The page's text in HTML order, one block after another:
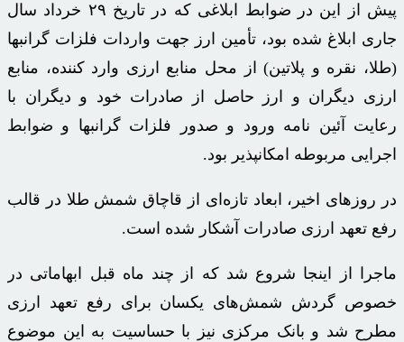
پیش از این در ضوابط ابلاغی که در تاریخ ۲۹ خرداد سال
جاری ابلاغ شده بود، تأمین ارز جهت واردات فلزات گرانبها
(طلا، نقره و پلاتین) از محل منابع ارزی وارد کننده، منابع
ارزی دیگران و ارز حاصل از صادرات خود و دیگران با
رعایت آئین نامه ورود و صدور فلزات گرانبها و ضوابط
اجرایی مربوطه امکانپذیر بود.
در روزهای اخیر، ابعاد تازه‌ای از قاچاق شمش طلا در قالب
رفع تعهد ارزی صادرات آشکار شده است.
ماجرا از اینجا شروع شد که از چند ماه قبل ابهاماتی در
خصوص گردش شمش‌های یکسان برای رفع تعهد ارزی
مطرح شد و بانک مرکزی نیز با حساسیت به این موضوع